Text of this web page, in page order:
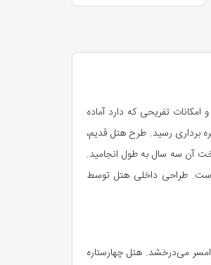
تفریحی که دارد آماده
هتل جدید در سال ۱۳۳۷ با معماری به سبک کلاسیک در ۳ طبقه با چشم انداز زیبای جنگل و دریا ساخته شده است که در سال ۱۳۴۰ به بهره برداری رسید. طرح هتل قدیم،
دارد وساخت آن سه سال به طول انجامید.
است. طراحی داخلی هتل توسط
می‌درخشد. هتل چهارستاره